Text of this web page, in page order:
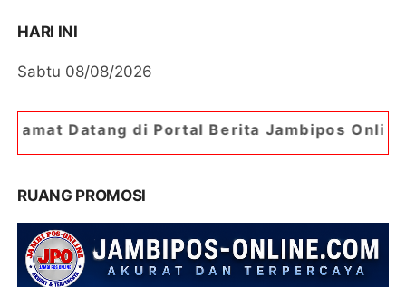
HARI INI
Sabtu 08/08/2026
di Portal Berita Jambipos Online. Portal Berita
RUANG PROMOSI